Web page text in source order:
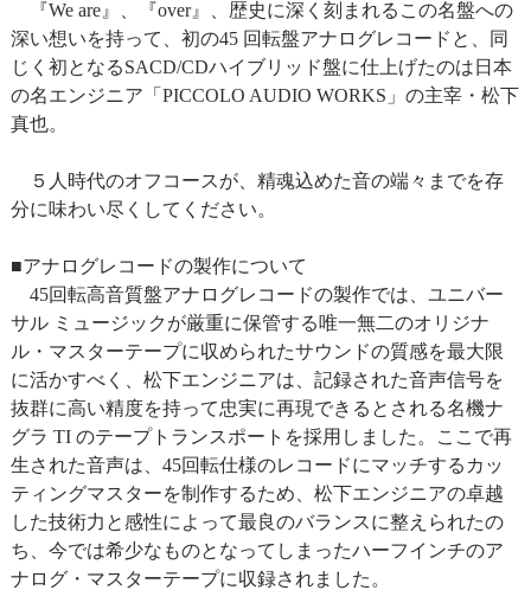
『We are』、『over』、歴史に深く刻まれるこの名盤への
深い想いを持って、初の45 回転盤アナログレコードと、同
じく初となるSACD/CDハイブリッド盤に仕上げたのは日本
の名エンジニア「PICCOLO AUDIO WORKS」の主宰・松下
真也。
５人時代のオフコースが、精魂込めた音の端々までを存
分に味わい尽くしてください。
■アナログレコードの製作について
45回転高音質盤アナログレコードの製作では、ユニバー
サル ミュージックが厳重に保管する唯一無二のオリジナ
ル・マスターテープに収められたサウンドの質感を最大限
に活かすべく、松下エンジニアは、記録された音声信号を
抜群に高い精度を持って忠実に再現できるとされる名機ナ
グラ TI のテープトランスポートを採用しました。ここで再
生された音声は、45回転仕様のレコードにマッチするカッ
ティングマスターを制作するため、松下エンジニアの卓越
した技術力と感性によって最良のバランスに整えられたの
ち、今では希少なものとなってしまったハーフインチのア
ナログ・マスターテープに収録されました。